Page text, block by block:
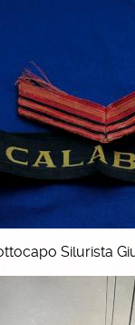
Silurista